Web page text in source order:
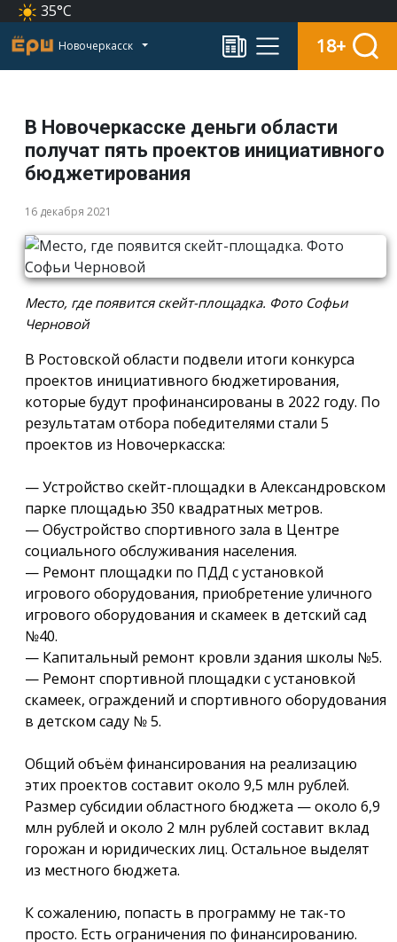
35°C
Новочеркасск 18+
В Новочеркасске деньги области
получат пять проектов инициативного
бюджетирования
16 декабря 2021
Место, где появится скейт-площадка. Фото Софьи
Черновой
В Ростовской области подвели итоги конкурса
проектов инициативного бюджетирования,
которые будут профинансированы в 2022 году. По
результатам отбора победителями стали 5
проектов из Новочеркасска:
— Устройство скейт-площадки в Александровском
парке площадью 350 квадратных метров.
— Обустройство спортивного зала в Центре
социального обслуживания населения.
— Ремонт площадки по ПДД с установкой
игрового оборудования, приобретение уличного
игрового оборудования и скамеек в детский сад
№40.
— Капитальный ремонт кровли здания школы №5.
— Ремонт спортивной площадки с установкой
скамеек, ограждений и спортивного оборудования
в детском саду № 5.
Общий объём финансирования на реализацию
этих проектов составит около 9,5 млн рублей.
Размер субсидии областного бюджета — около 6,9
млн рублей и около 2 млн рублей составит вклад
горожан и юридических лиц. Остальное выделят
из местного бюджета.
К сожалению, попасть в программу не так-то
просто. Есть ограничения по финансированию.